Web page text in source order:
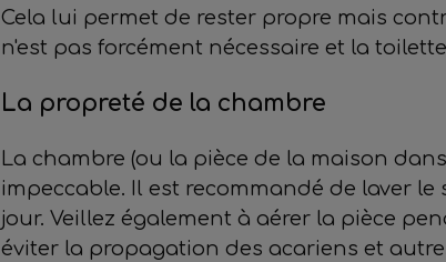
Cela lui permet de rester propre mais
n'est pas forcément nécessaire et la
La propreté de la chambre
La chambre (ou la pièce de la maison
impeccable. Il est recommandé de laver
jour. Veillez également à aérer la pièce
éviter la propagation des acariens et